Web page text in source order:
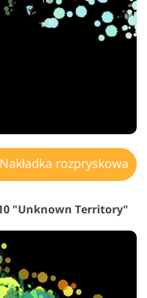
Nakładka rozpryskowa
"Unknown Territory"